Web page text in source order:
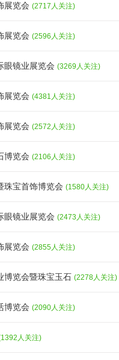
展览会 (2717人关注)
展览会 (2596人关注)
眼镜业展览会 (3269人关注)
展览会 (4381人关注)
展览会 (2572人关注)
博览会 (2106人关注)
珠宝首饰博览会 (1580人关注)
眼镜业展览会 (2473人关注)
展览会 (2855人关注)
博览会暨珠宝玉石 (2278人关注)
博览会 (2090人关注)
人关注)